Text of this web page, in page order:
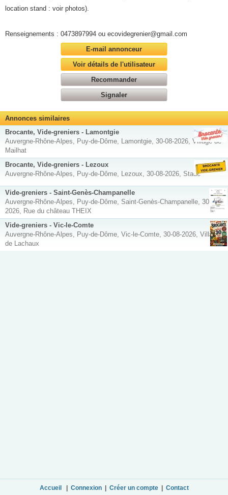
location stand : voir photos).
Renseignements : 0473897994 ou ecovidegrenier@gmail.com
E-mail annonceur
Voir détails de l'utilisateur
Recommander
Signaler
Annonces similaires
Brocante, Vide-greniers - Lamontgie
Auvergne-Rhône-Alpes, Puy-de-Dôme, Lamontgie, 30-08-2026, Village de
Mailhat
Brocante, Vide-greniers - Lezoux
Auvergne-Rhône-Alpes, Puy-de-Dôme, Lezoux, 30-08-2026, Stade
Vide-greniers - Saint-Genès-Champanelle
Auvergne-Rhône-Alpes, Puy-de-Dôme, Saint-Genès-Champanelle, 30-08-
2026, Rue du château THEIX
Vide-greniers - Vic-le-Comte
Auvergne-Rhône-Alpes, Puy-de-Dôme, Vic-le-Comte, 30-08-2026, Village
de Lachaux
Accueil Connexion| Créer un compte| Contact